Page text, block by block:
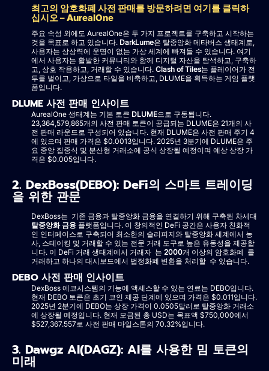
최고의 암호화폐 사전 판매를 방문하려면 여기를 클릭하
십시오 – AurealOne
주요 속성 외에도 AurealOne은 두 가지 프로젝트를 구축하고 시작하는
것을 목표로 하고 있습니다. DarkLume은 탈중앙화 메타버스 생태계로,
사용자는 상상력에 운명이 없는 가상 세계에 빠져들 수 있습니다. 여기
에서 사용자는 활발한 커뮤니티와 함께 디지털 자산을 탐색하고, 구축하
고, 상호 작용하고, 거래할 수 있습니다. Clash of Tiles는 플레이어가 전
투를 벌이고, 가상으로 타일을 비축하고, DLUME을 획득하는 게임 플랫
폼입니다.
DLUME 사전 판매 인사이트
AurealOne 생태계는 기본 토큰 DLUME으로 구동됩니다.
23,364,579,865개의 사전 판매 토큰이 공급되는 DLUME은 21개의 사
전 판매 라운드로 구성되어 있습니다. 현재 DLUME은 사전 판매 주기 4
에 있으며 판매 가격은 $0.0013입니다. 2025년 3분기에 DLUME은 주
요 중앙 집중식 및 분산형 거래소에 공식 상장될 예정이며 예상 상장 가
격은 $0.005입니다.
2. DexBoss(DEBO): DeFi의 스마트 트레이딩
을 위한 관문
DexBoss는 기존 금융과 탈중앙화 금융을 연결하기 위해 구축된 차세대
탈중앙화 금융 플랫폼입니다. 이 창의적인 DeFi 공간은 사용자 친화적
인 인터페이스로 구축되어 최소한의 슬리피지와 탈중앙화 세계에서 농
사, 스테이킹 및 거래할 수 있는 전문 거래 도구로 높은 유동성을 제공합
니다. 이 DeFi 거래 생태계에서 거래자 는 2000개 이상의 암호화폐 를
거래하고 하나의 대시보드에서 법정화폐 변환을 처리할 수 있습니다.
DEBO 사전 판매 인사이트
DexBoss 에코시스템의 기능에 액세스할 수 있는 연료는 DEBO입니다.
현재 DEBO 토큰은 초기 코인 제공 단계에 있으며 가격은 $0.011입니다.
2025년 2분기에 DEBO는 상장 가격이 0.0505달러로 탈중앙화 거래소
에 상장될 예정입니다. 현재 모금된 총 USD는 목표액 $750,000에서
$527,367.557로 사전 판매 마일스톤의 70.32%입니다.
3. Dawgz AI(DAGZ): AI를 사용한 밈 토큰의
미래